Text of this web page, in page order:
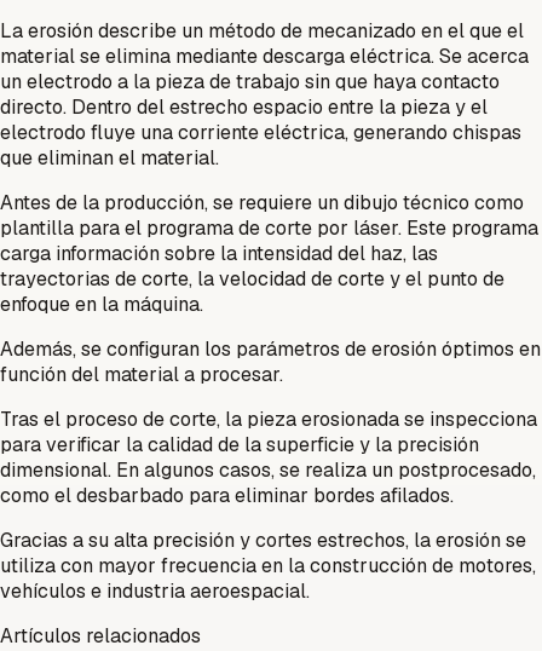
La erosión describe un método de mecanizado en el que el
material se elimina mediante descarga eléctrica. Se acerca
un electrodo a la pieza de trabajo sin que haya contacto
directo. Dentro del estrecho espacio entre la pieza y el
electrodo fluye una corriente eléctrica, generando chispas
que eliminan el material.
Antes de la producción, se requiere un dibujo técnico como
plantilla para el programa de corte por láser. Este programa
carga información sobre la intensidad del haz, las
trayectorias de corte, la velocidad de corte y el punto de
enfoque en la máquina.
Además, se configuran los parámetros de erosión óptimos en
función del material a procesar.
Tras el proceso de corte, la pieza erosionada se inspecciona
para verificar la calidad de la superficie y la precisión
dimensional. En algunos casos, se realiza un postprocesado,
como el desbarbado para eliminar bordes afilados.
Gracias a su alta precisión y cortes estrechos, la erosión se
utiliza con mayor frecuencia en la construcción de motores,
vehículos e industria aeroespacial.
Artículos relacionados